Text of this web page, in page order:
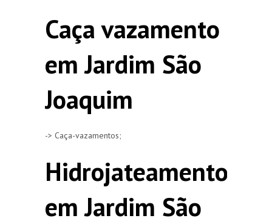
Caça vazamento
em Jardim São
Joaquim
-> Caça-vazamentos;
Hidrojateamento
em Jardim São